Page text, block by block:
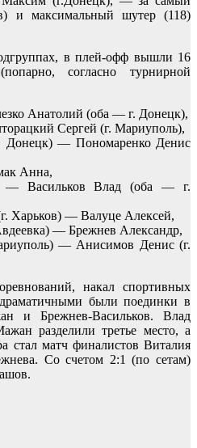
и максимальный шутер (118)
в плей-офф вышли 16
согласно турнирной
Анатолий (оба — г. Донецк),
Сергей (г. Мариуполь),
Донецк) — Пономаренко Денис
Анна,
— Васильков Влад (оба — г.
Харьков) — Валуце Алексей,
— Брежнев Александр,
— Анисимов Денис (г.
накал спортивных
драматичными были поединки в
и Брежнев-Васильков. Влад
разделили третье место, а
стал матч финалистов Виталия
Со счетом 2:1 (по сетам)